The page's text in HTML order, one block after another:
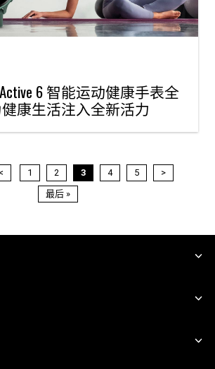
6 智能运动健康手表全
康生活注入全新活力
< 1 2 3 4 5
>
最后 »